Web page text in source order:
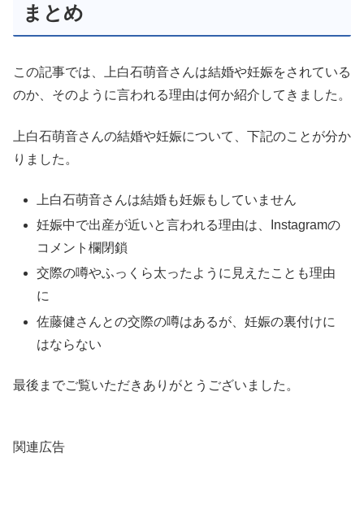
まとめ
この記事では、上白石萌音さんは結婚や妊娠をされている
のか、そのように言われる理由は何か紹介してきました。
上白石萌音さんの結婚や妊娠について、下記のことが分か
りました。
上白石萌音さんは結婚も妊娠もしていません
妊娠中で出産が近いと言われる理由は、Instagramの
コメント欄閉鎖
交際の噂やふっくら太ったように見えたことも理由
に
佐藤健さんとの交際の噂はあるが、妊娠の裏付けに
はならない
最後までご覧いただきありがとうございました。
関連広告